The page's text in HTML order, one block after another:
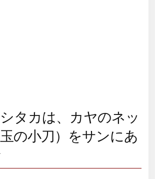
タカは、カヤのネッ
の小刀）をサンにあ